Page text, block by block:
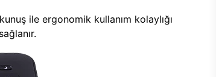
ile ergonomik kullanım kolaylığı